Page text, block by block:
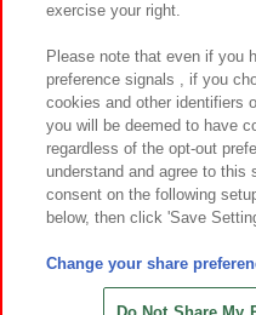
お取引先さまとともに
カスタマーハラスメント対応方針
©Bandai
©Bandai
©HANAYASHIKI
exercise your right.
Please note that even if you
preference signals , if you
cookies and other identifiers
you will be deemed to have
regardless of the opt-out
understand and agree to this
consent on the following
below, then click 'Save
Change your share